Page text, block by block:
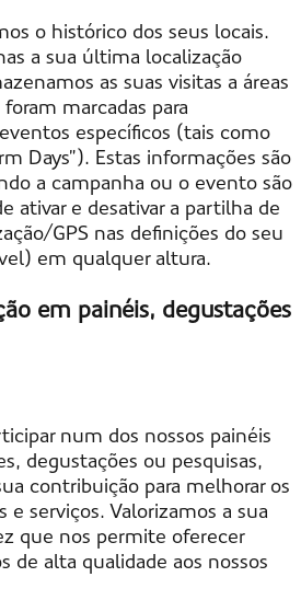
o histórico dos seus locais.
a sua última localização
as suas visitas a áreas
marcadas para
específicos (tais como
Days”). Estas informações são
a campanha ou o evento são
ativar e desativar a partilha de
GPS nas definições do seu
em qualquer altura.
em painéis, degustações
num dos nossos painéis
degustações ou pesquisas,
contribuição para melhorar os
e serviços. Valorizamos a sua
que nos permite oferecer
de alta qualidade aos nossos